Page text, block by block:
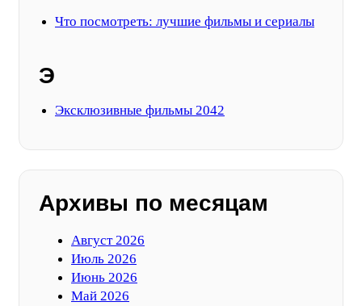
Что посмотреть: лучшие фильмы и сериалы
Э
Эксклюзивные фильмы 2042
Архивы по месяцам
Август 2026
Июль 2026
Июнь 2026
Май 2026